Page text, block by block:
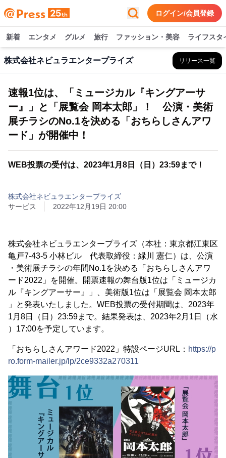
ログイン/会員登録
新着 エンタメ グルメ 旅行 ファッション・美容 ライフスタ
株式会社ネビュラエンタープライズ リリース一覧
速報1位は、「ミュージカル『キングアーサ
ー』」と「展覧会 岡本太郎」！ 公演・美術
展チラシのNo.1を決める「おちらしさんアワ
ード」が開催中！
WEB投票の受付は、2023年1月8日（日）23:59まで！
株式会社ネビュラエンタープライズ
サービス
2022年12月19日 20:00
株式会社ネビュラエンタープライズ（本社：東京都江東区
亀戸7-43-5 小林ビル 代表取締役：緑川 憲仁）は、公演
・美術展チラシの年間No.1を決める「おちらしさんアワ
ード2022」を開催。開票速報の舞台版1位は「ミュージカ
ル『キングアーサー』」、美術版1位は「展覧会 岡本太郎
」と発表いたしました。WEB投票の受付期間は、2023年
1月8日（日）23:59まで。結果発表は、2023年2月1日（水
）17:00を予定しています。
「おちらしさんアワード2022」特設ページURL： https://p
ro.form-mailer.jp/lp/2ce9332a270311